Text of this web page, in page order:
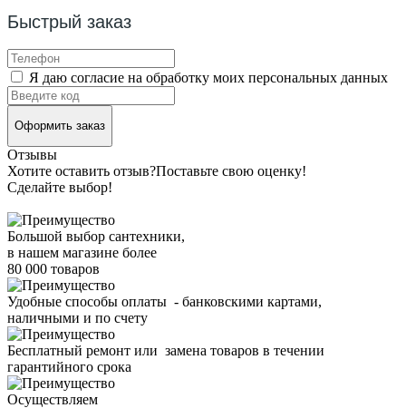
Быстрый заказ
Я даю согласие на обработку моих персональных данных
Оформить заказ
Отзывы
Хотите оставить отзыв?Поставьте свою оценку!
Сделайте выбор!
Большой выбор сантехники,
в нашем магазине более
80 000 товаров
Удобные способы оплаты - банковскими картами,
наличными и по счету
Бесплатный ремонт или замена товаров в течении
гарантийного срока
Осуществляем